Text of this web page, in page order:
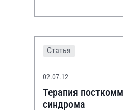
как энцефалопатии
Статья
02.07.12
Терапия
синдрома